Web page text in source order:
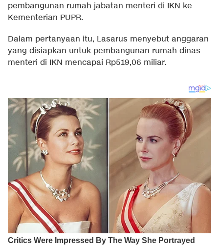
pembangunan rumah jabatan menteri di IKN ke
Kementerian PUPR.
Dalam pertanyaan itu, Lasarus menyebut anggaran
yang disiapkan untuk pembangunan rumah dinas
menteri di IKN mencapai Rp519,06 miliar.